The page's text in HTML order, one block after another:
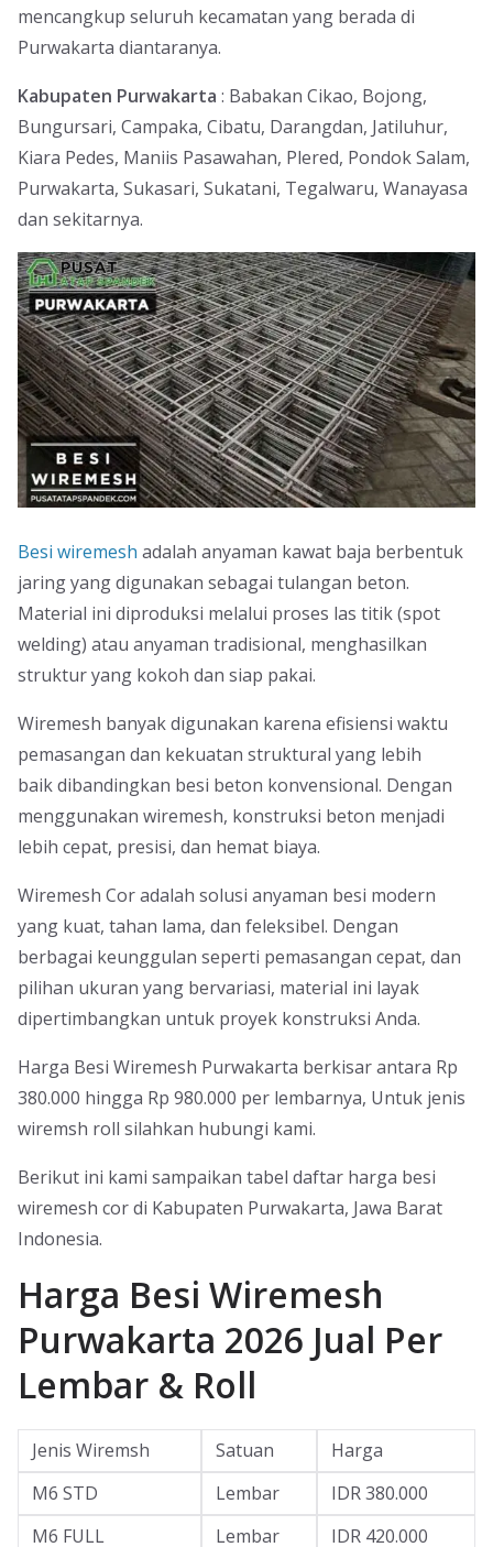
mencangkup seluruh kecamatan yang berada di
Purwakarta diantaranya.
Kabupaten Purwakarta : Babakan Cikao, Bojong,
Bungursari, Campaka, Cibatu, Darangdan, Jatiluhur,
Kiara Pedes, Maniis Pasawahan, Plered, Pondok Salam,
Purwakarta, Sukasari, Sukatani, Tegalwaru, Wanayasa
dan sekitarnya.
Besi wiremesh adalah anyaman kawat baja berbentuk
jaring yang digunakan sebagai tulangan beton.
Material ini diproduksi melalui proses las titik (spot
welding) atau anyaman tradisional, menghasilkan
struktur yang kokoh dan siap pakai.
Wiremesh banyak digunakan karena efisiensi waktu
pemasangan dan kekuatan struktural yang lebih
baik dibandingkan besi beton konvensional. Dengan
menggunakan wiremesh, konstruksi beton menjadi
lebih cepat, presisi, dan hemat biaya.
Wiremesh Cor adalah solusi anyaman besi modern
yang kuat, tahan lama, dan feleksibel. Dengan
berbagai keunggulan seperti pemasangan cepat, dan
pilihan ukuran yang bervariasi, material ini layak
dipertimbangkan untuk proyek konstruksi Anda.
Harga Besi Wiremesh Purwakarta berkisar antara Rp
380.000 hingga Rp 980.000 per lembarnya, Untuk jenis
wiremsh roll silahkan hubungi kami.
Berikut ini kami sampaikan tabel daftar harga besi
wiremesh cor di Kabupaten Purwakarta, Jawa Barat
Indonesia.
Harga Besi Wiremesh
Purwakarta 2026 Jual Per
Lembar & Roll
Jenis Wiremsh Satuan
Harga
M6 STD
Lembar
IDR 380.000
M6 FULL
Lembar IDR 420.000